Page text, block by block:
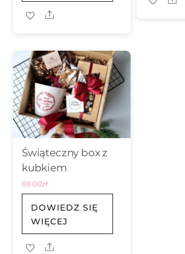
Share
Świąteczny box z
kubkiem
69.00zł
DOWIEDZ SIĘ
WIĘCEJ
Share